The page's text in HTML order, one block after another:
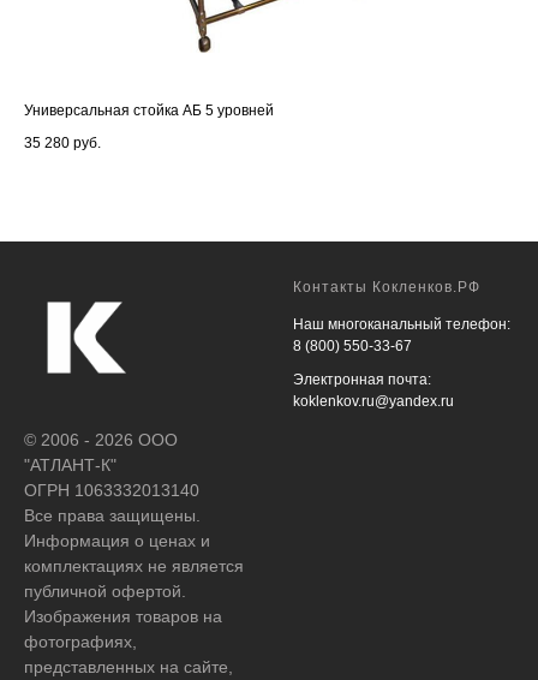
Универсальная стойка АБ 5 уровней
35 280 руб.
© 2006 - 2026 ООО
"АТЛАНТ-К"
ОГРН 1063332013140
Все права защищены.
Информация о ценах и
комплектациях не является
публичной офертой.
Изображения товаров на
фотографиях,
представленных на сайте,
Контакты Кокленков.РФ
Наш многоканальный телефон:
8 (800) 550-33-67
Электронная почта:
koklenkov.ru@yandex.ru